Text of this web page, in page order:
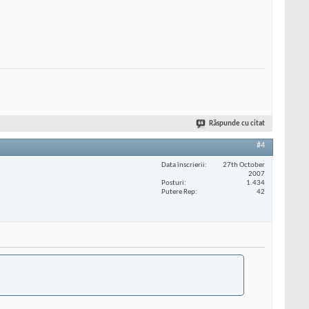
Răspunde cu citat
#4
Data înscrierii
27th October
2007
Posturi
1.434
Putere Rep
42